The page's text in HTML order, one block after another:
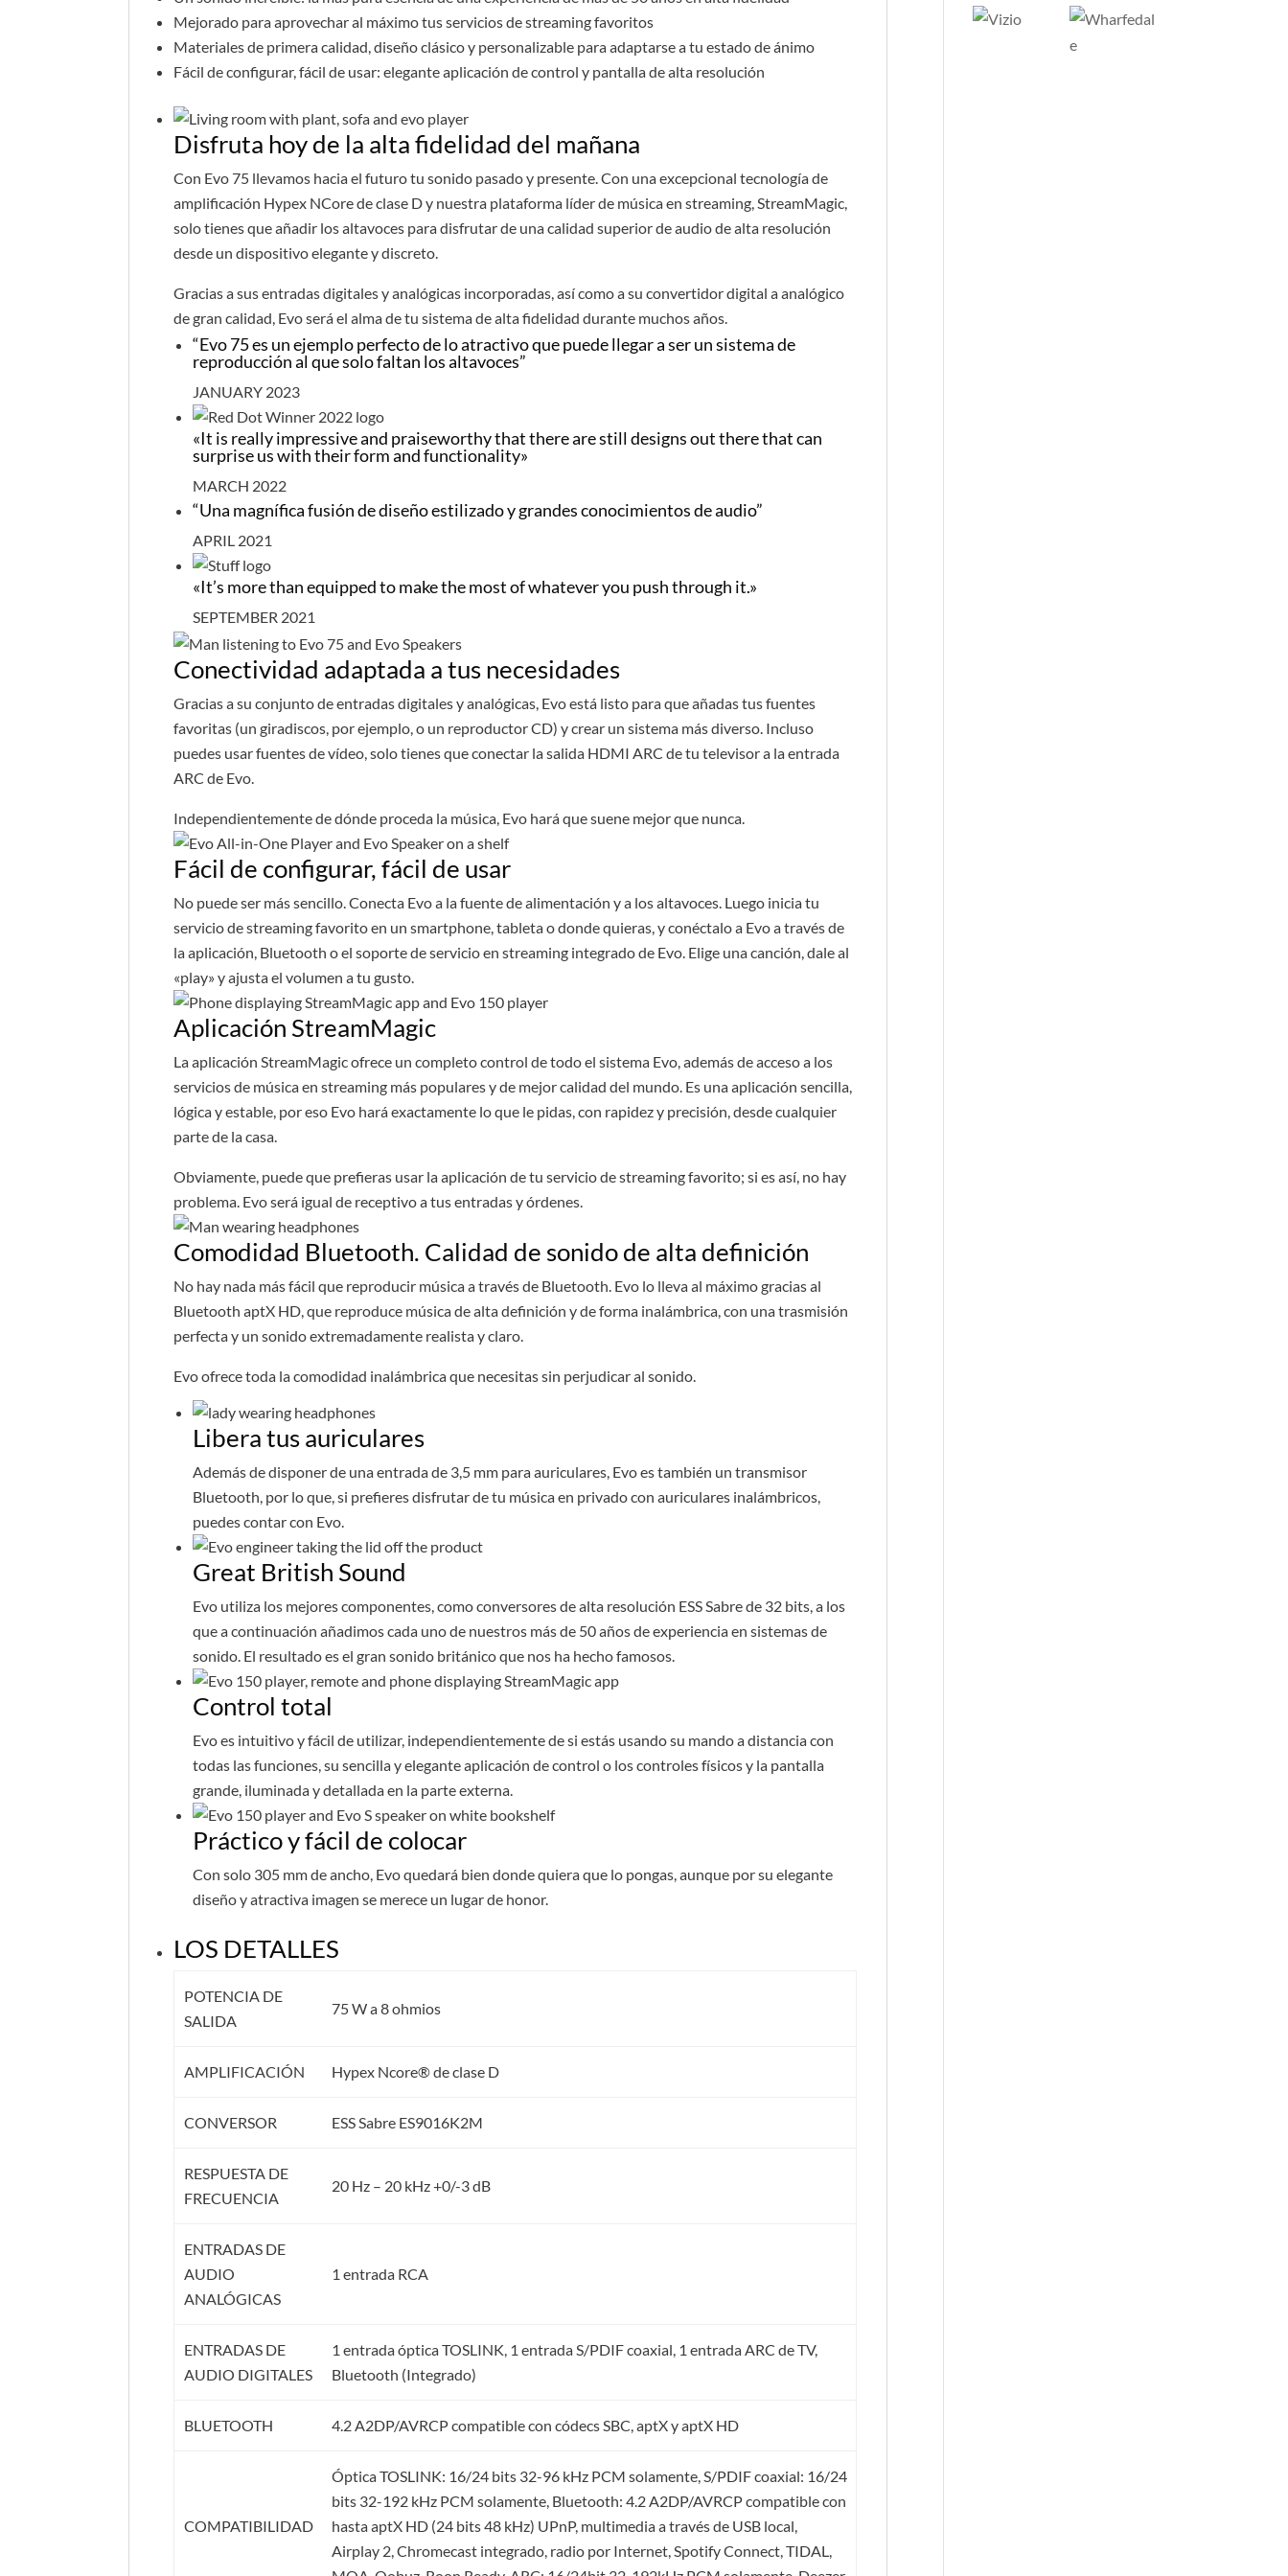
Mejorado para aprovechar al máximo tus servicios de streaming favoritos
Materiales de primera calidad, diseño clásico y personalizable para adaptarse a tu estado de ánimo
Fácil de configurar, fácil de usar: elegante aplicación de control y pantalla de alta resolución
Disfruta hoy de la alta fidelidad del mañana
Con Evo 75 llevamos hacia el futuro tu sonido pasado y presente. Con una excepcional tecnología de
amplificación Hypex NCore de clase D y nuestra plataforma líder de música en streaming, StreamMagic,
solo tienes que añadir los altavoces para disfrutar de una calidad superior de audio de alta resolución
desde un dispositivo elegante y discreto.
Gracias a sus entradas digitales y analógicas incorporadas, así como a su convertidor digital a analógico
de gran calidad, Evo será el alma de tu sistema de alta fidelidad durante muchos años.
“Evo 75 es un ejemplo perfecto de lo atractivo que puede llegar a ser un sistema de
reproducción al que solo faltan los altavoces”
JANUARY 2023
«It is really impressive and praiseworthy that there are still designs out there that can
surprise us with their form and functionality»
MARCH 2022
“Una magnífica fusión de diseño estilizado y grandes conocimientos de audio”
APRIL 2021
«It’s more than equipped to make the most of whatever you push through it.»
SEPTEMBER 2021
Conectividad adaptada a tus necesidades
Gracias a su conjunto de entradas digitales y analógicas, Evo está listo para que añadas tus fuentes
favoritas (un giradiscos, por ejemplo, o un reproductor CD) y crear un sistema más diverso. Incluso
puedes usar fuentes de vídeo, solo tienes que conectar la salida HDMI ARC de tu televisor a la entrada
ARC de Evo.
Independientemente de dónde proceda la música, Evo hará que suene mejor que nunca.
Fácil de configurar, fácil de usar
No puede ser más sencillo. Conecta Evo a la fuente de alimentación y a los altavoces. Luego inicia tu
servicio de streaming favorito en un smartphone, tableta o donde quieras, y conéctalo a Evo a través de
la aplicación, Bluetooth o el soporte de servicio en streaming integrado de Evo. Elige una canción, dale al
«play» y ajusta el volumen a tu gusto.
Aplicación StreamMagic
La aplicación StreamMagic ofrece un completo control de todo el sistema Evo, además de acceso a los
servicios de música en streaming más populares y de mejor calidad del mundo. Es una aplicación sencilla,
lógica y estable, por eso Evo hará exactamente lo que le pidas, con rapidez y precisión, desde cualquier
parte de la casa.
Obviamente, puede que prefieras usar la aplicación de tu servicio de streaming favorito; si es así, no hay
problema. Evo será igual de receptivo a tus entradas y órdenes.
Comodidad Bluetooth. Calidad de sonido de alta definición
No hay nada más fácil que reproducir música a través de Bluetooth. Evo lo lleva al máximo gracias al
Bluetooth aptX HD, que reproduce música de alta definición y de forma inalámbrica, con una trasmisión
perfecta y un sonido extremadamente realista y claro.
Evo ofrece toda la comodidad inalámbrica que necesitas sin perjudicar al sonido.
Libera tus auriculares
Además de disponer de una entrada de 3,5 mm para auriculares, Evo es también un transmisor
Bluetooth, por lo que, si prefieres disfrutar de tu música en privado con auriculares inalámbricos,
puedes contar con Evo.
Great British Sound
Evo utiliza los mejores componentes, como conversores de alta resolución ESS Sabre de 32 bits, a los
que a continuación añadimos cada uno de nuestros más de 50 años de experiencia en sistemas de
sonido. El resultado es el gran sonido británico que nos ha hecho famosos.
Control total
Evo es intuitivo y fácil de utilizar, independientemente de si estás usando su mando a distancia con
todas las funciones, su sencilla y elegante aplicación de control o los controles físicos y la pantalla
grande, iluminada y detallada en la parte externa.
Práctico y fácil de colocar
Con solo 305 mm de ancho, Evo quedará bien donde quiera que lo pongas, aunque por su elegante
diseño y atractiva imagen se merece un lugar de honor.
LOS DETALLES
POTENCIA DE
SALIDA
75 W a 8 ohmios
AMPLIFICACIÓN Hypex Ncore® de clase D
CONVERSOR ESS Sabre ES9016K2M
RESPUESTA DE
FRECUENCIA
20 Hz – 20 kHz +0/-3 dB
ENTRADAS DE
AUDIO
ANALÓGICAS
1 entrada RCA
ENTRADAS DE
AUDIO DIGITALES
1 entrada óptica TOSLINK, 1 entrada S/PDIF coaxial, 1 entrada ARC de TV,
Bluetooth (Integrado)
BLUETOOTH 4.2 A2DP/AVRCP compatible con códecs SBC, aptX y aptX HD
COMPATIBILIDAD
Óptica TOSLINK: 16/24 bits 32-96 kHz PCM solamente, S/PDIF coaxial: 16/24
bits 32-192 kHz PCM solamente, Bluetooth: 4.2 A2DP/AVRCP compatible con
hasta aptX HD (24 bits 48 kHz) UPnP, multimedia a través de USB local,
Airplay 2, Chromecast integrado, radio por Internet, Spotify Connect, TIDAL,